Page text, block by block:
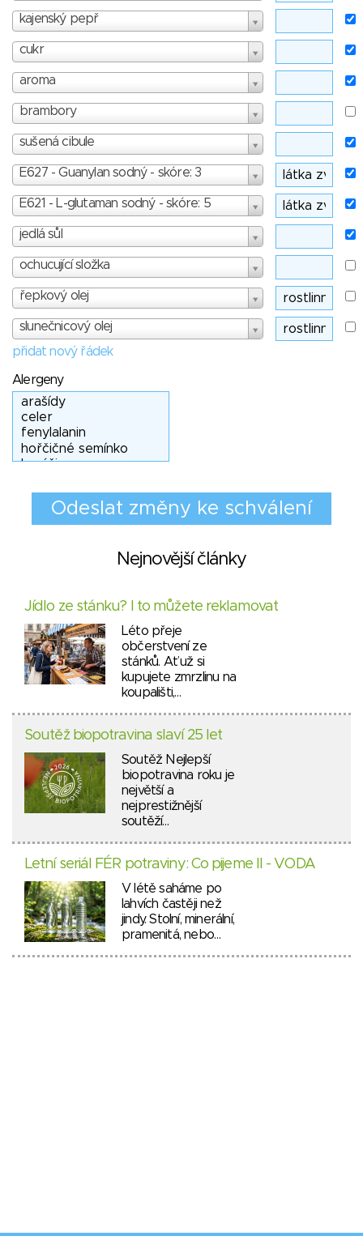
kajenský pepř
cukr
aroma
brambory
sušená cibule
E627 - Guanylan sodný - skóre: 3
E621 - L-glutaman sodný - skóre: 5
jedlá sůl
ochucující složka
řepkový olej
slunečnicový olej
přidat nový řádek
Alergeny
Nejnovější články
Jídlo ze stánku? I to můžete reklamovat
Léto přeje
občerstvení ze
stánků. Ať už si
kupujete zmrzlinu na
koupališti,…
Soutěž biopotravina slaví 25 let
Soutěž Nejlepší
biopotravina roku je
největší a
nejprestižnější
soutěží…
Letní seriál FÉR potraviny: Co pijeme II - VODA
V létě saháme po
lahvích častěji než
jindy. Stolní, minerální,
pramenitá, nebo…